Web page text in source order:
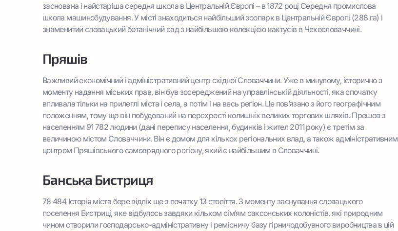
заснована і найстаріша середня школа в Центральній Європі – в 1872 році Середня промислова
школа машинобудування. У місті знаходиться найбільший зоопарк в Центральній Європі (288 га) і
знаменитий словацький ботанічний сад з найбільшою колекцією кактусів в Чехословаччині.
Пряшів
Важливий економічний і адміністративний центр східної Словаччини. Уже в минулому, історично з
моменту надання міських прав, він був зосереджений на управлінській діяльності, яка спочатку
впливала тільки на прилеглі міста і села, а потім і на весь регіон. Це пов’язано з його географічним
положенням, тому що він побудований на перехресті колишніх великих торгових шляхів. Прешов з
населенням 91 782 людини (дані перепису населення, будинків і жител 2011 року) є третім за
величиною містом Словаччини. Він є домом для кількох регіональних влад, а також адміністративним
центром Пряшівського самоврядного регіону, який є найбільшим в Словаччині.
Банська Бистриця
78 484Історія міста бере відлік ще з початку 13 століття. З моменту заснування словацького
поселення Бистриці, яке відбулось завдяки кільком сім’ям саксонських колоністів, які природним
чином створили господарсько-адміністративну і ремісничу базу гірничодобувного виробництва в цій